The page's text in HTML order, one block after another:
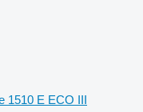
1510 E ECO III